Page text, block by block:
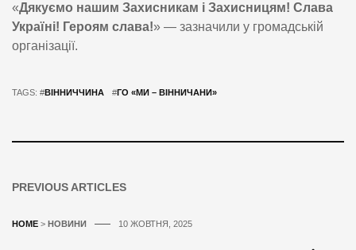
«Дякуємо нашим Захисникам і Захисницям! Слава
Україні! Героям слава!» — зазначили у громадській
організації.
TAGS: #ВІННИЧЧИНА #ГО «МИ – ВІННИЧАНИ»
PREVIOUS ARTICLES
HOME > НОВИНИ 10 ЖОВТНЯ, 2025